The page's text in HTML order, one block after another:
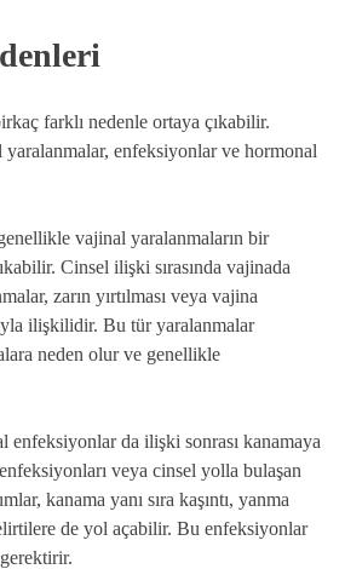
farklı nedenle ortaya çıkabilir.
yaralanmalar, enfeksiyonlar ve hormonal
vajinal yaralanmaların bir
Cinsel ilişki sırasında vajinada
zarın yırtılması veya vajina
ilişkilidir. Bu tür yaralanmalar
neden olur ve genellikle
enfeksiyonlar da ilişki sonrası kanamaya
veya cinsel yolla bulaşan
kanama yanı sıra kaşıntı, yanma
de yol açabilir. Bu enfeksiyonlar